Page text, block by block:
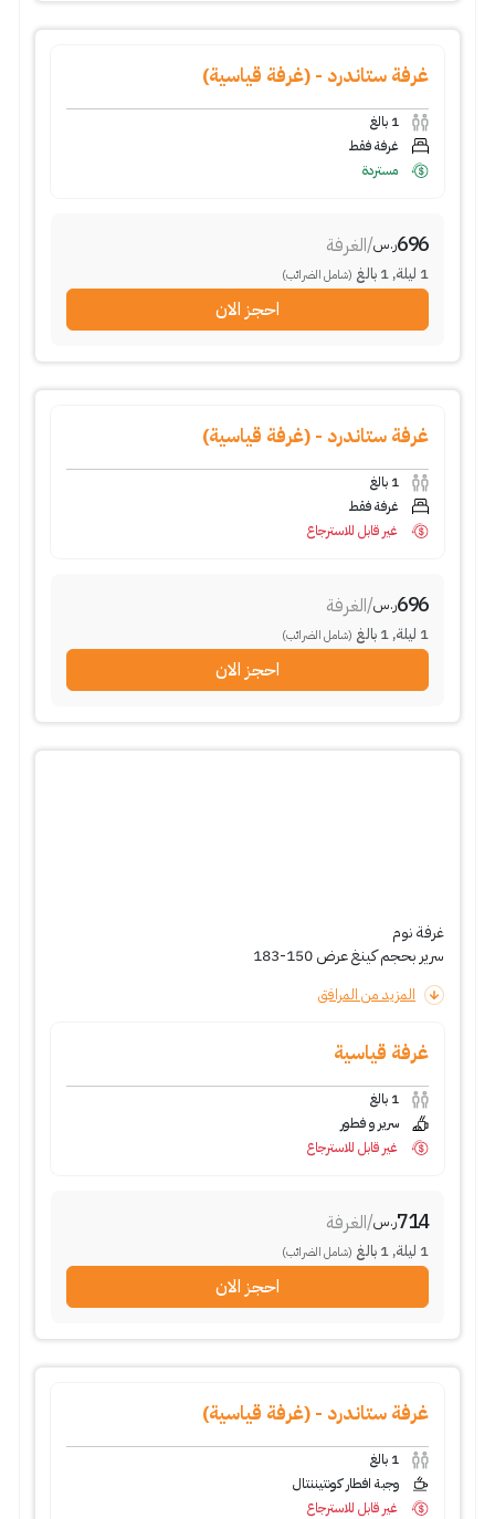
غرفة ستاندرد - (غرفة قياسية)
1 بالغ
غرفة فقط
مستردة
696ر.س/الغرفة
1 ليلة,
1 بالغ (شامل الضرائب)
احجز الان
غرفة ستاندرد - (غرفة قياسية)
1 بالغ
غرفة فقط
غير قابل للاسترجاع
696ر.س/الغرفة
1 ليلة,
1 بالغ (شامل الضرائب)
احجز الان
غرفة نوم
سرير بحجم كينغ عرض 150-183
المزيد من المرافق
غرفة قياسية
1 بالغ
سرير و فطور
غير قابل للاسترجاع
714ر.س/الغرفة
1 ليلة,
1 بالغ (شامل الضرائب)
احجز الان
غرفة ستاندرد - (غرفة قياسية)
1 بالغ
وجبة افطار كونتيننتال
غير قابل للاسترجاع